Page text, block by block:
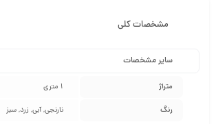
مشخصات کلی
سایر مشخصات
متراژ 1 متری
رنگ نارنجی, آبی, زرد, سبز